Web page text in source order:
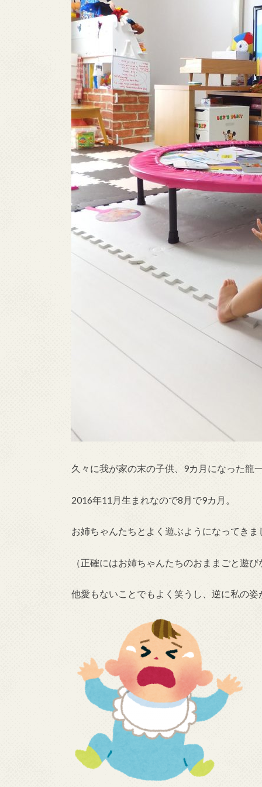
久々に我が家の末の子供、9カ月になった龍
2016年11月生まれなので8月で9カ月。
お姉ちゃんたちとよく遊ぶようになってきま
（正確にはお姉ちゃんたちのおままごと遊
他愛もないことでもよく笑うし、逆に私の